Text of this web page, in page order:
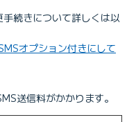
手続きについて詳しくは以
オプション付きにして
送信料がかかります。